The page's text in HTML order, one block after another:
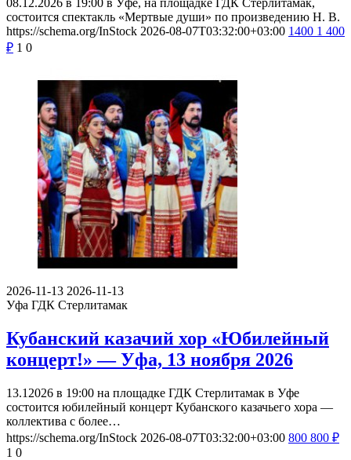
08.12.2026 в 19:00 в Уфе, на площадке ГДК Стерлитамак,
состоится спектакль «Мертвые души» по произведению Н. В.
https://schema.org/InStock 2026-08-07T03:32:00+03:00 1400 1 400
₽ 1 0
2026-11-13 2026-11-13
Уфа ГДК Стерлитамак
Кубанский казачий хор «Юбилейный
концерт!» — Уфа, 13 ноября 2026
13.12026 в 19:00 на площадке ГДК Стерлитамак в Уфе
состоится юбилейный концерт Кубанского казачьего хора —
коллектива с более…
https://schema.org/InStock 2026-08-07T03:32:00+03:00 800 800 ₽
1 0